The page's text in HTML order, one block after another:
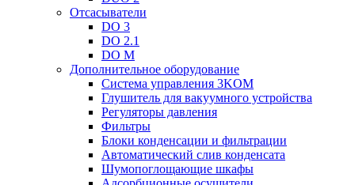
Отсасыватели
DO 3
DO 2.1
DO M
Дополнительное оборудование
Система управления 3KOM
Глушитель для вакуумного устройства
Регуляторы давления
Фильтры
Блоки конденсации и фильтрации
Автоматический слив конденсата
Шумопоглощающие шкафы